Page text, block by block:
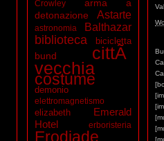
Crowley
arma a
detonazione
Astarte
astronomia Balthazar
biblioteca bicicletta
bund cittÃ
vecchia
costume
demonio
elettromagnetismo
elizabeth
Emerald
Hotel
erboristeria
Erodiade